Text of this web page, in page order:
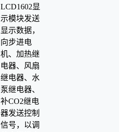
LCD1602显
示模块发送
显示数据，
向步进电
机、加热继
电器、风扇
继电器、水
泵继电器、
补CO2继电
器发送控制
信号，以调